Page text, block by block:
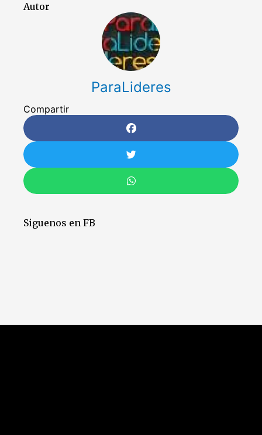
Autor
ParaLideres
Compartir
Siguenos en FB